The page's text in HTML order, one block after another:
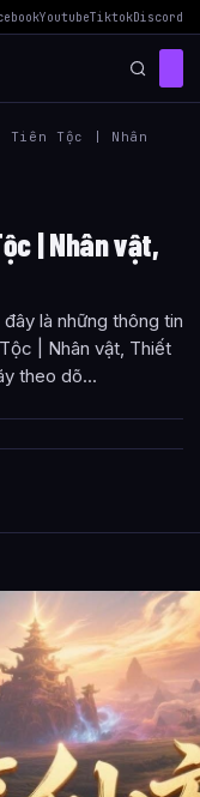
YoutubeTiktokDiscord
Tiên Tộc | Nhân
| Nhân vật,
là những thông tin
| Nhân vật, Thiết
theo dõ...